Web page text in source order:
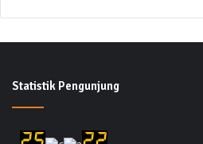
Statistik Pengunjung